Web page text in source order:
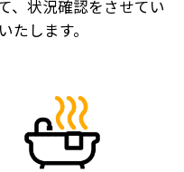
、状況確認をさせてい
たします。